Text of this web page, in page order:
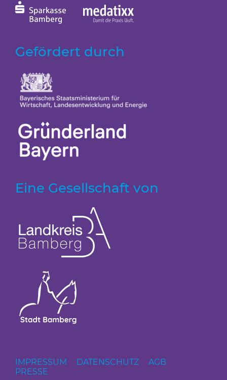
Gefördert durch
Eine Gesellschaft von
IMPRESSUM DATENSCHUTZ
AGB
PRESSE